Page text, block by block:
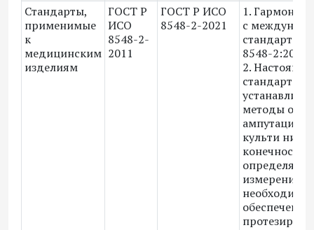
Стандарты,
применимые
к
медицинским
изделиям
ГОСТ Р
ИСО
8548-2-
2011
ГОСТ Р ИСО
8548-2-2021
1.
с
стандартом
8548-2:2020
2.
стандарт
методы
культи
конечности
определяет
измерения,
обеспечения